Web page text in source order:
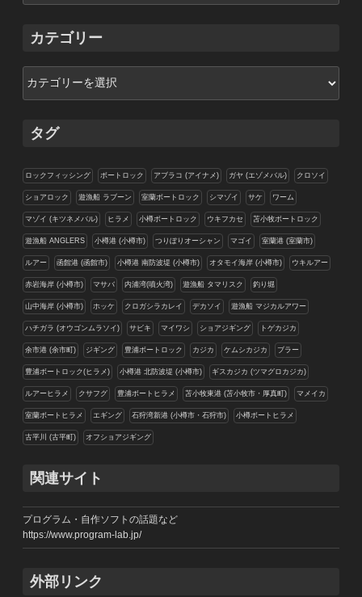
カ
カテゴリー
テ
ゴ
タグ
ロックフィッシング ボートロック アブラコ (アイナメ) ガヤ (エゾメバル) クロソイ
ショアロック 遊漁船 ラブーン 室蘭ボートロック シマゾイ サケ ワーム
マゾイ (キツネメバル) ヒラメ 小樽ボートロック ウキフカセ 苫小牧ボートロック
遊漁船 ANGLERS 小樽港 (小樽市) つりぼりオーシャン マゴイ 室蘭港 (室蘭市)
ルアー 函館港 (函館市) 小樽港 南防波堤 (小樽市) オタモイ海岸 (小樽市) ウキルアー
赤岩海岸 (小樽市) マサバ 内浦湾(噴火湾) 遊漁船 タマリスク 釣り堀
山中海岸 (小樽市) ホッケ クロガシラカレイ デカソイ 遊漁船 マジカルアワー
ハチガラ (オウゴンムラソイ) サビキ マイワシ ショアジギング トゲカジカ
余市港 (余市町) ジギング 豊浦ボートロック カジカ ケムシカジカ ブラー
豊浦ボートロック(ヒラメ) 小樽港 北防波堤 (小樽市) ギスカジカ (ツマグロカジカ)
ルアーヒラメ クサフグ 豊浦ボートヒラメ 苫小牧東港 (苫小牧市・厚真町) マメイカ
室蘭ボートヒラメ エギング 石狩湾新港 (小樽市・石狩市) 小樽ボートヒラメ
古平川 (古平町) オフショアジギング
関連サイト
プログラム・自作ソフトの話題など
https://www.program-lab.jp/
外部リンク